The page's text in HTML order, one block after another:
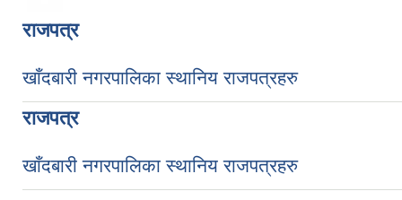
राजपत्र
खाँदबारी नगरपालिका स्थानिय राजपत्रहरु
राजपत्र
खाँदबारी नगरपालिका स्थानिय राजपत्रहरु